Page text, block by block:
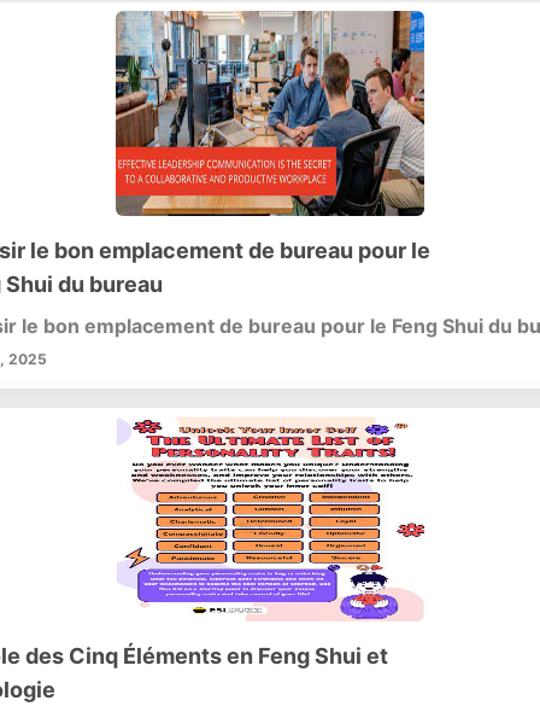
le bon emplacement de bureau pour le
Shui du bureau
le bon emplacement de bureau pour le Feng Shui du
2025
des Cinq Éléments en Feng Shui et